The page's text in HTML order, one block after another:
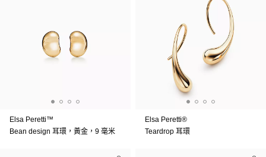
Elsa Peretti™
Bean design 耳環，黃金，9 毫米
Elsa Peretti®
Teardrop 耳環